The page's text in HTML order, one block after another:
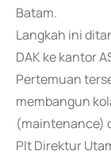
Batam.
Langkah ini
DAK ke kantor
Pertemuan
membangun
(maintenance)
Plt Direktur